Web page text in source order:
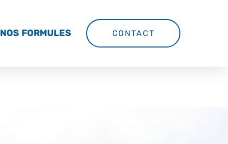
NOS FORMULES CONTACT